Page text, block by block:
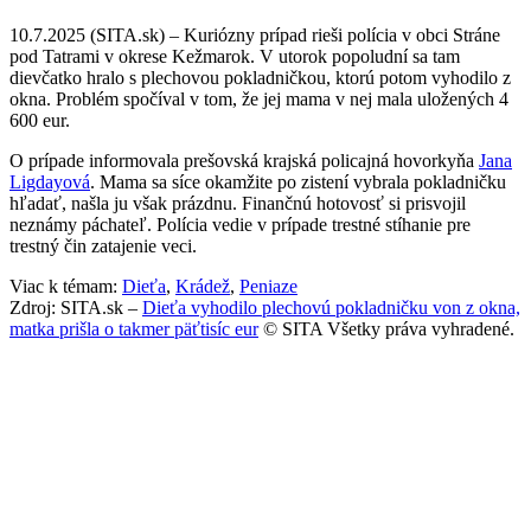
10.7.2025 (SITA.sk) – Kuriózny prípad rieši polícia v obci Stráne
pod Tatrami v okrese Kežmarok. V utorok popoludní sa tam
dievčatko hralo s plechovou pokladničkou, ktorú potom vyhodilo z
okna. Problém spočíval v tom, že jej mama v nej mala uložených 4
600 eur.
O prípade informovala prešovská krajská policajná hovorkyňa Jana
Ligdayová. Mama sa síce okamžite po zistení vybrala pokladničku
hľadať, našla ju však prázdnu. Finančnú hotovosť si prisvojil
neznámy páchateľ. Polícia vedie v prípade trestné stíhanie pre
trestný čin zatajenie veci.
Viac k témam: Dieťa, Krádež, Peniaze
Zdroj: SITA.sk – Dieťa vyhodilo plechovú pokladničku von z okna,
matka prišla o takmer päťtisíc eur© SITA Všetky práva vyhradené.